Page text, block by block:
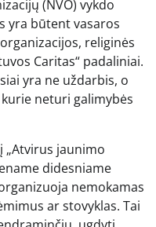
(NVO) vykdo
yra būtent vasaros
religinės
Caritas“ padaliniai.
yra ne uždarbis, o
neturi galimybės
„Atvirus jaunimo
didesniame
nemokamas
ar stovyklas. Tai